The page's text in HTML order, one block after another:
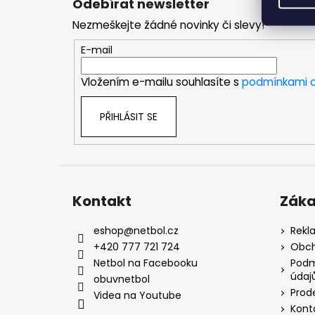
Odebírat newsletter
Nezmeškejte žádné novinky či slevy!
E-mail
Vložením e-mailu souhlasíte s podmínkami
PŘIHLÁSIT SE
Kontakt
eshop@netbol.cz
+420 777 721 724
Netbol na Facebooku
obuvnetbol
Videa na Youtube